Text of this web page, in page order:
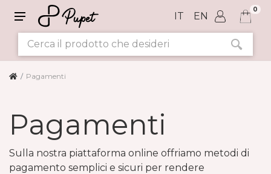
IT EN
0
Pagamenti
Pagamenti
Sulla nostra piattaforma online offriamo metodi di
pagamento semplici e sicuri per rendere